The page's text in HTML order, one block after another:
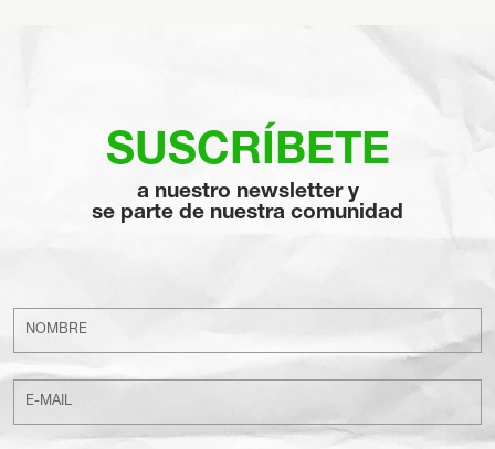
SUSCRÍBETE
a nuestro newsletter y
se parte de nuestra comunidad